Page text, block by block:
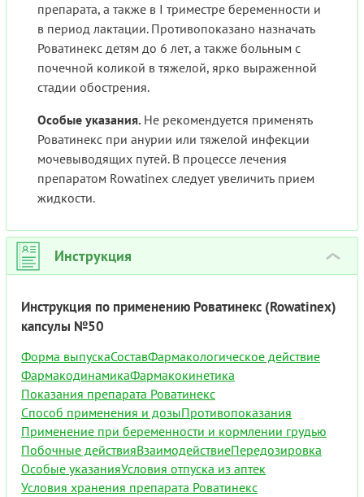
препарата, а также в I триместре беременности и
в период лактации. Противопоказано назначать
Роватинекс детям до 6 лет, а также больным с
почечной коликой в тяжелой, ярко выраженной
стадии обострения.
Особые указания. Не рекомендуется применять
Роватинекс при анурии или тяжелой инфекции
мочевыводящих путей. В процессе лечения
препаратом Rowatinex следует увеличить прием
жидкости.
Инструкция ›
Инструкция по применению Роватинекс (Rowatinex)
капсулы №50
Форма выпускаСоставФармакологическое действие
ФармакодинамикаФармакокинетика
Показания препарата Роватинекс
Способ применения и дозыПротивопоказания
Применение при беременности и кормлении грудью
Побочные действияВзаимодействиеПередозировка
Особые указанияУсловия отпуска из аптек
Условия хранения препарата Роватинекс